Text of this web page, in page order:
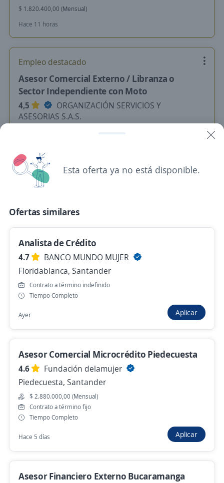
$ 1.820.400,00 (Mensual)
Hace 11 horas
Empleo destacado
Asesor Comercial Externo / Libranza o
Sector Independiente con Moto
4,5
ORGANIZACIÓN SERVICIOS Y
ASESORIAS S.A.S.
Hace 11 horas
Asesor comercial Automotriz
4,6
GENTE UTIL S.A.
Bucaramanga, Santander
Hace 13 horas
Asesor comercial sector constructor
4,6
Hace 13 horas
Empleo destacado
Asesor/a Comercial
Importante empresa del sector
Bucaramanga, Santander
$ 2.000.000,00 (Mensual)
Hace 13 horas
Esta oferta ya no está disponible.
Ofertas similares
Analista de Crédito
4.7
BANCO MUNDO MUJER
Floridablanca, Santander
Contrato a término indefinido
Tiempo Completo
Ayer Aplicar
Asesor Comercial Microcrédito Piedecuesta
4.6
Fundación delamujer
Piedecuesta, Santander
$ 2.880.000,00 (Mensual)
Contrato a término fijo
Tiempo Completo
Hace 5 días Aplicar
Asesor Financiero Externo Bucaramanga